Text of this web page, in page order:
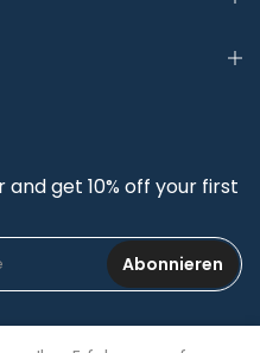
get 10% off your first
Abonnieren